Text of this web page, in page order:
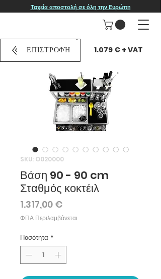
Ταχεία αποστολή σε όλη την Ευρώπη
SKU: O020000
Βάση 90 - 90 cm
Σταθμός κοκτέιλ
1.317,00 €Τιμή
ΦΠΑ Περιλαμβάνεται
Ποσότητα *
ΕΠΙΣΤΡΟΦΉ 1.079 € + VAT